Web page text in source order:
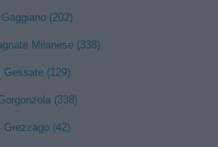
Gaggiano (202)
Milanese (338)
Gessate (129)
(338)
Grezzago (42)